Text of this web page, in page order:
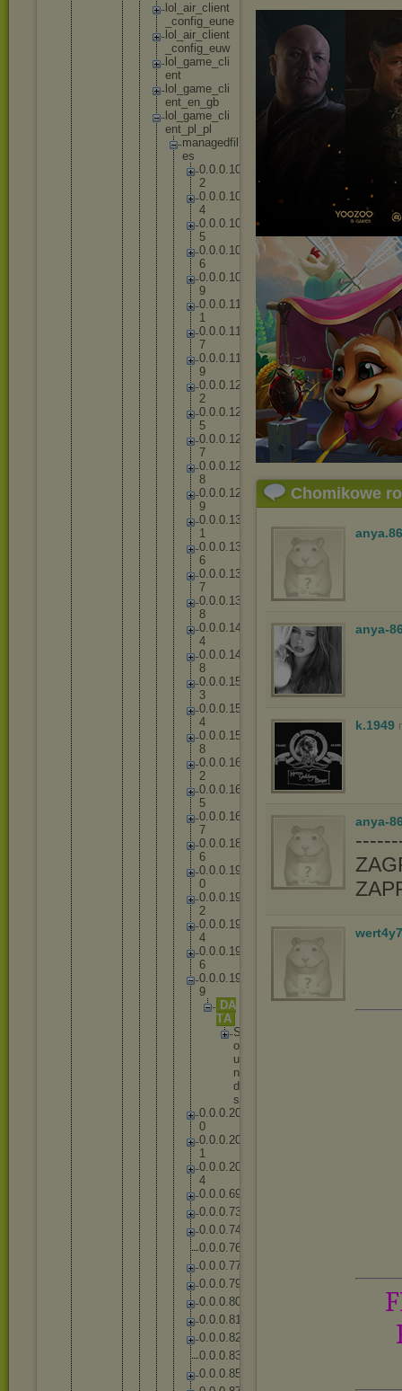
lo
air_ cl ient
_config_ eune
lo
air_ cl ient
_config_ euw
lo
game _c li
ent
lo
game _c li
ent_ en _gb
lo
game _c li
ent_ pl _p
managedfi
es
0.0.0.10
2
0.0.0.10
4
0.0.0.10
5
0.0.0.10
6
0.0.0.10
9
0.0.0.11
1
0.0.0.11
7
0.0.0.11
9
0.0.0.12
2
0.0.0.12
5
0.0.0.12
7
0.0.0.12
8
0.0.0.12
9
0.0.0.13
1
0.0.0.13
6
0.0.0.13
7
0.0.0.13
8
0.0.0.14
4
0.0.0.14
8
0.0.0.15
3
0.0.0.15
4
0.0.0.15
8
0.0.0.16
2
0.0.0.16
5
0.0.0.16
7
0.0.0.18
6
0.0.0.19
0
0.0.0.19
2
0.0.0.19
4
0.0.0.19
6
0.0.0.19
9
DA
TA
S
o
u
n
d
s
0.0.0.20
0
0.0.0.20
1
0.0.0.20
4
0.0.0.69
0.0.0.73
0.0.0.74
0.0.0.76
0.0.0.77
0.0.0.79
0.0.0.80
0.0.0.81
0.0.0.82
0.0.0.83
0.0.0.85
Chomikowe
anya.86
anya-
k.1949
anya-